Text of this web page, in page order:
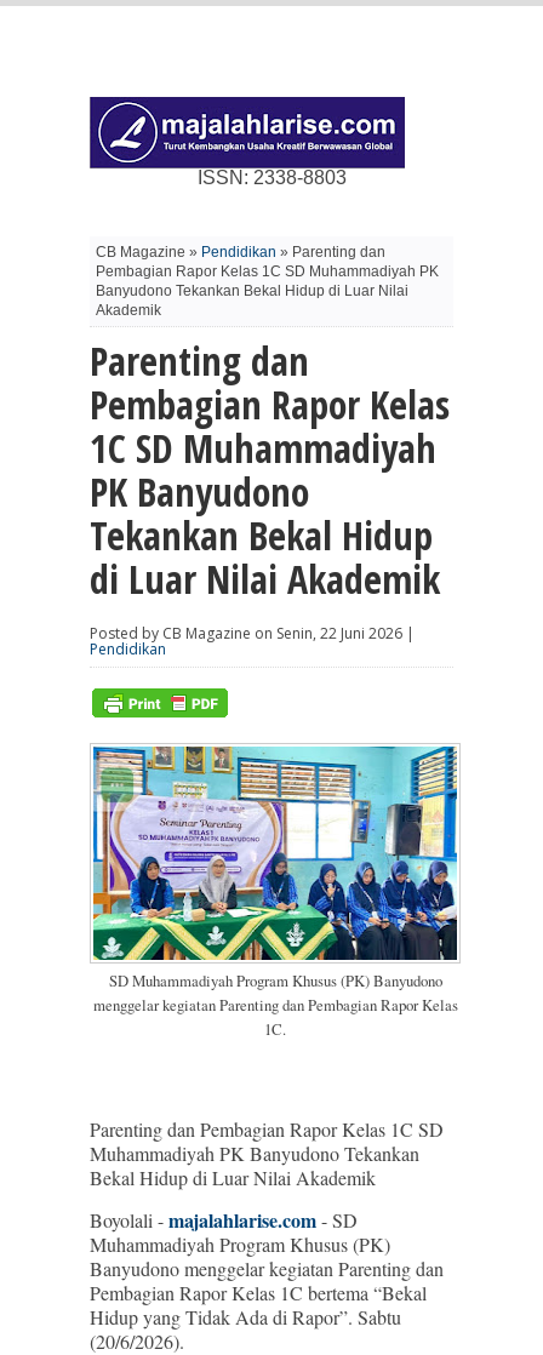
ISSN: 2338-8803
CB Magazine » Pendidikan » Parenting dan
Pembagian Rapor Kelas 1C SD Muhammadiyah PK
Banyudono Tekankan Bekal Hidup di Luar Nilai
Akademik
Parenting dan
Pembagian Rapor Kelas
1C SD Muhammadiyah
PK Banyudono
Tekankan Bekal Hidup
di Luar Nilai Akademik
Posted by CB Magazine on Senin, 22 Juni 2026 |
Pendidikan
SD Muhammadiyah Program Khusus (PK) Banyudono
menggelar kegiatan Parenting dan Pembagian Rapor Kelas
1C.
Parenting dan Pembagian Rapor Kelas 1C SD
Muhammadiyah PK Banyudono Tekankan
Bekal Hidup di Luar Nilai Akademik
Boyolali -majalahlarise.com- SD
Muhammadiyah Program Khusus (PK)
Banyudono menggelar kegiatan Parenting dan
Pembagian Rapor Kelas 1C bertema “Bekal
Hidup yang Tidak Ada di Rapor”. Sabtu
(20/6/2026).